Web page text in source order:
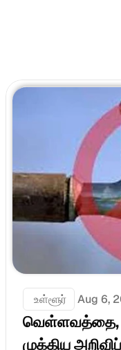
உள்ளூர் Aug 6,
வெள்ளவத்தை,
முக்கிய